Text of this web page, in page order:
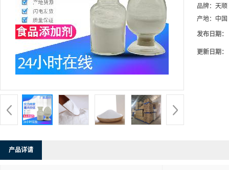
品牌： 天顺
产地： 中国
发布日期：
更新日期：
产品详请